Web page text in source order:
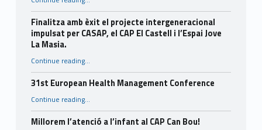
Finalitza amb èxit el projecte intergeneracional
impulsat per CASAP, el CAP El Castell i l’Espai Jove
La Masia.
Continue reading“Finalitza amb èxit el projecte intergeneracional impulsat per CASAP, el CAP El Castell i l’Espai Jove La Masia.”
…
31st European Health Management Conference
Continue reading…
Millorem l’atenció a l’infant al CAP Can Bou!